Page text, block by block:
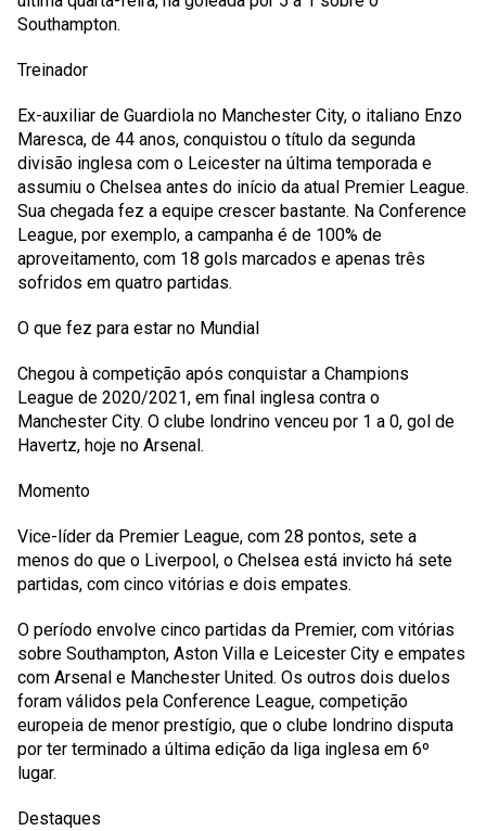
Southampton.
Treinador
Ex-auxiliar de Guardiola no Manchester City, o italiano Enzo
Maresca, de 44 anos, conquistou o título da segunda
divisão inglesa com o Leicester na última temporada e
assumiu o Chelsea antes do início da atual Premier League.
Sua chegada fez a equipe crescer bastante. Na Conference
League, por exemplo, a campanha é de 100% de
aproveitamento, com 18 gols marcados e apenas três
sofridos em quatro partidas.
O que fez para estar no Mundial
Chegou à competição após conquistar a Champions
League de 2020/2021, em final inglesa contra o
Manchester City. O clube londrino venceu por 1 a 0, gol de
Havertz, hoje no Arsenal.
Momento
Vice-líder da Premier League, com 28 pontos, sete a
menos do que o Liverpool, o Chelsea está invicto há sete
partidas, com cinco vitórias e dois empates.
O período envolve cinco partidas da Premier, com vitórias
sobre Southampton, Aston Villa e Leicester City e empates
com Arsenal e Manchester United. Os outros dois duelos
foram válidos pela Conference League, competição
europeia de menor prestígio, que o clube londrino disputa
por ter terminado a última edição da liga inglesa em 6º
lugar.
Destaques